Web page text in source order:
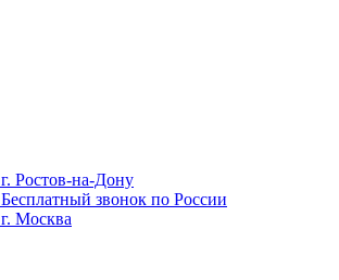
г. Ростов-на-Дону
Бесплатный звонок по России
г. Москва